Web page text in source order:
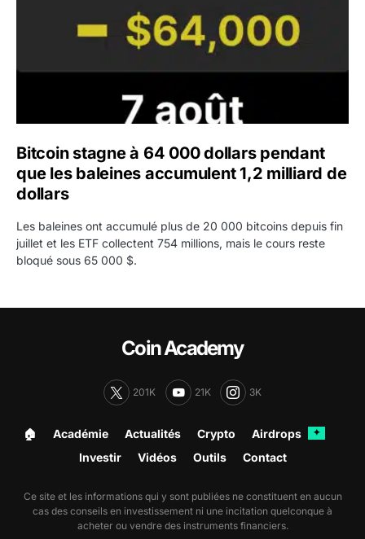
Bitcoin stagne à 64 000 dollars pendant
que les baleines accumulent 1,2 milliard de
dollars
Les baleines ont accumulé plus de 20 000 bitcoins depuis fin
juillet et les ETF collectent 754 millions, mais le cours reste
bloqué sous 65 000 $.
Coin Academy
201K 21K 3K
🏠︎ Académie Actualités Crypto Airdrops ✦
Investir Vidéos Outils Contact
Ce site et les informations qui y sont publiées ne constituent en aucun
cas des conseils en investissement ni une incitation quelconque à
acheter ou vendre des instruments financiers.